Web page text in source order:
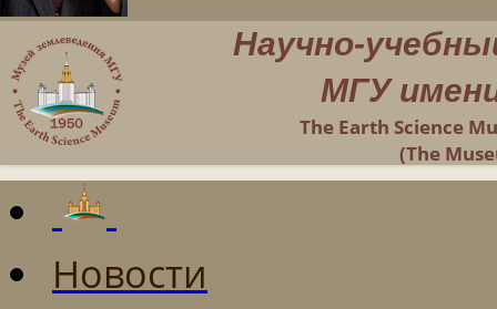
Научно-
МГУ
The Earth Science
(The
Новости